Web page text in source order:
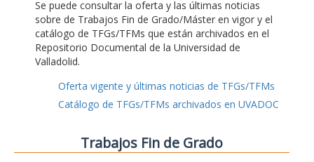
Se puede consultar la oferta y las últimas noticias
sobre de Trabajos Fin de Grado/Máster en vigor y el
catálogo de TFGs/TFMs que están archivados en el
Repositorio Documental de la Universidad de
Valladolid.
Oferta vigente y últimas noticias de TFGs/TFMs
Catálogo de TFGs/TFMs archivados en UVADOC
Trabajos Fin de Grado